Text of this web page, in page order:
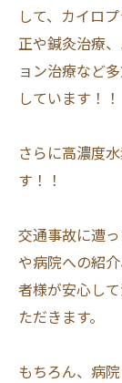
して、カイロ
正や鍼灸治療
ョン治療など
しています！！
さらに高濃度
す！！
交通事故に遭
や病院への紹
者様が安心し
ただきます。
もちろん、病院